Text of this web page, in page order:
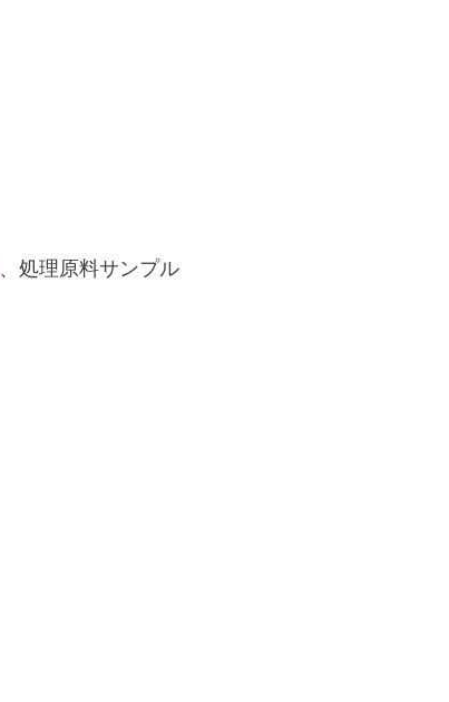
、処理原料サンプル